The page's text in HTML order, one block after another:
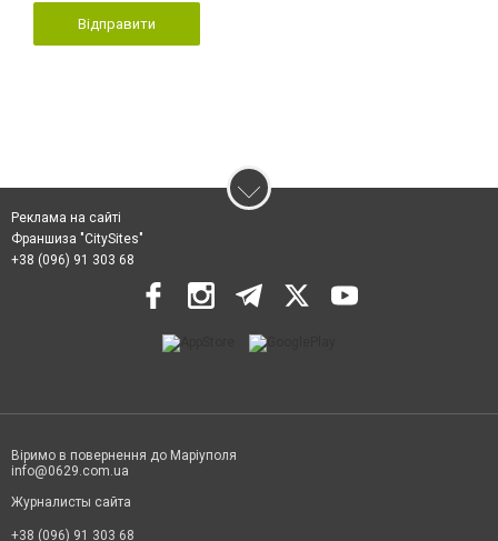
Відправити
Реклама на сайті
Франшиза "CitySites"
+38 (096) 91 303 68
Віримо в повернення до Маріуполя
info@0629.com.ua
Журналисты сайта
+38 (096) 91 303 68